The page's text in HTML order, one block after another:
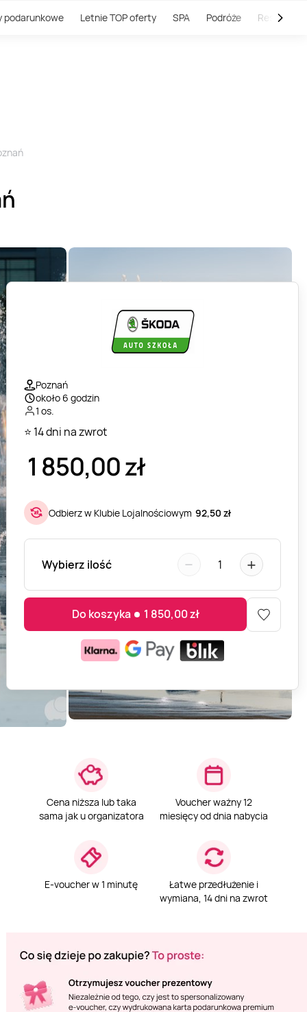
podarunkowe Letnie TOP oferty SPA Podróże
Poznań
około 6 godzin
1 os.
⭐ 14 dni na zwrot
1 850,00zł
Odbierz w Klubie Lojalnościowym 92,50 zł
Wybierz ilość − 1 +
Do koszyka 1 850,00zł
Cena niższa lub taka
sama jak u organizatora
Voucher ważny 12
miesięcy od dnia nabycia
E-voucher w 1 minutę
Łatwe przedłużenie i
wymiana, 14 dni na zwrot